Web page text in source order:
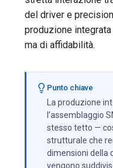
del driver e
produzione
ma di affidabilità.
Punto chiave
La produzione
l’assemblaggio
stesso tetto —
strutturale che
dimensioni della
vengono